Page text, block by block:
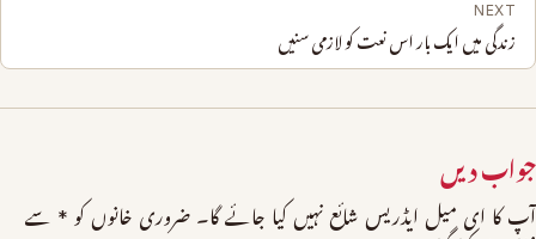
NEXT
زندگی میں ایک بار اس نعت کو لازمی سنیں
جواب دیں
آپ کا ای میل ایڈریس شائع نہیں کیا جائے گا۔ ضروری خانوں کو * سے